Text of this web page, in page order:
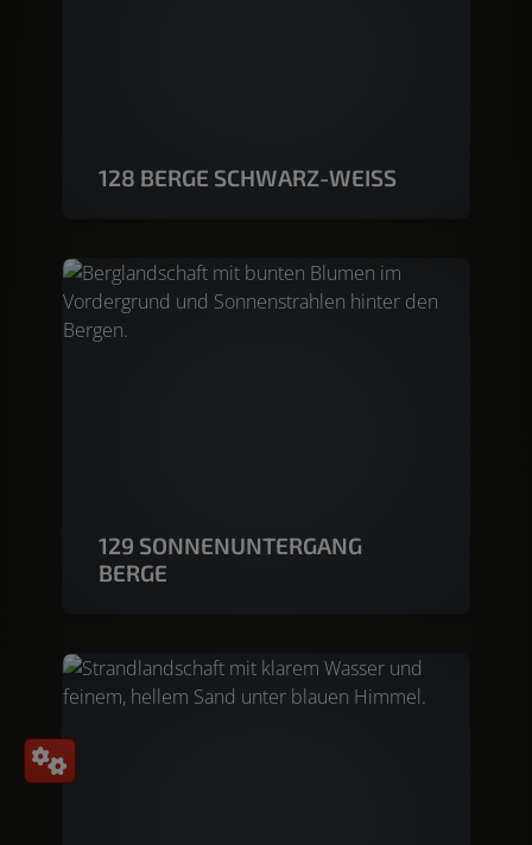
128 BERGE SCHWARZ-WEISS
129 SONNENUNTERGANG
BERGE